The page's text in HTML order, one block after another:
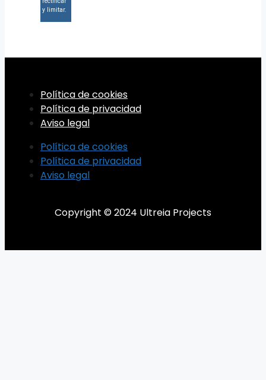
y limitar.
Política de cookies
Política de privacidad
Aviso legal
Política de cookies
Política de privacidad
Aviso legal
Copyright © 2024 Ultreia Projects